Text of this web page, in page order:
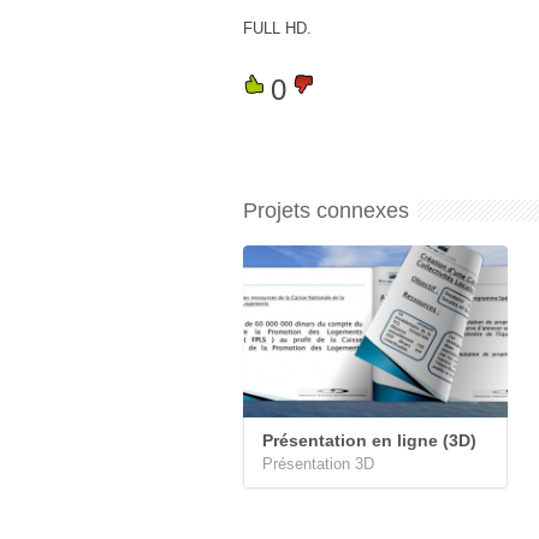
FULL HD.
0
Projets connexes
Présentation en ligne (3D)
Présentation 3D